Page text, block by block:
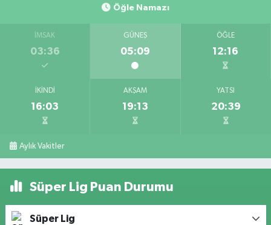
Öğle Namazı
İMSAK
03:36
GÜNEŞ
05:09
ÖĞLE
12:16
İKINDI
16:03
AKŞAM
19:13
YATSI
20:39
Aylık Vakitler
Süper Lig Puan Durumu
Süper Lig